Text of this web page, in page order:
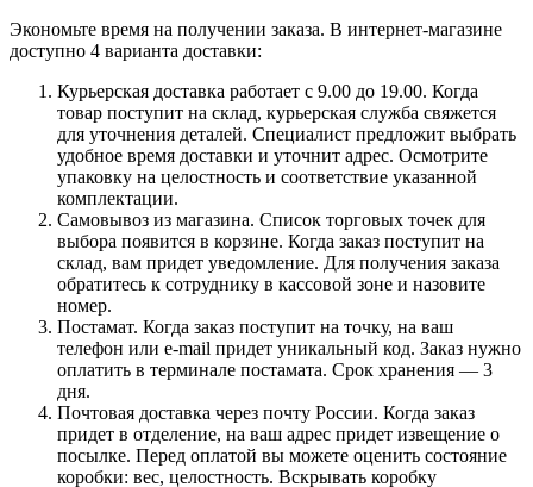
Экономьте время на получении заказа. В интернет-магазине
доступно 4 варианта доставки:
Курьерская доставка работает с 9.00 до 19.00. Когда
товар поступит на склад, курьерская служба свяжется
для уточнения деталей. Специалист предложит выбрать
удобное время доставки и уточнит адрес. Осмотрите
упаковку на целостность и соответствие указанной
комплектации.
Самовывоз из магазина. Список торговых точек для
выбора появится в корзине. Когда заказ поступит на
склад, вам придет уведомление. Для получения заказа
обратитесь к сотруднику в кассовой зоне и назовите
номер.
Постамат. Когда заказ поступит на точку, на ваш
телефон или e-mail придет уникальный код. Заказ нужно
оплатить в терминале постамата. Срок хранения — 3
дня.
Почтовая доставка через почту России. Когда заказ
придет в отделение, на ваш адрес придет извещение о
посылке. Перед оплатой вы можете оценить состояние
коробки: вес, целостность. Вскрывать коробку